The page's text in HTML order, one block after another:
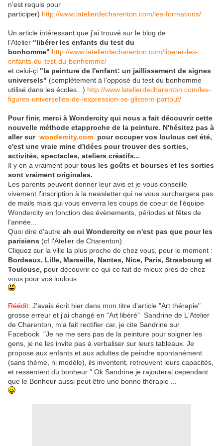
n'est requis pour
participer) http://www.latelierdecharenton.com/les-formations/
Un article intéressant que j'ai trouvé sur le blog de
l'Atelier "libérer les enfants du test du
bonhomme" http://www.latelierdecharenton.com/liberer-les-
enfants-du-test-du-bonhomme/
et celui-çi "la peinture de l'enfant: un jaillissement de signes
universels" (complètement à l'opposé du test du bonhomme
utilisé dans les écoles...) http://www.latelierdecharenton.com/les-
figures-universelles-de-lexpression-se-glissent-partout/
Pour finir, merci à Wondercity qui nous a fait découvrir cette
nouvelle méthode etapproche de la peinture. N'hésitez pas à
aller sur wondercity.com pour occuper vos loulous cet été,
c'est une vraie mine d'idées pour trouver des sorties,
activités, spectacles, ateliers créatifs...
Il y en a vraiment pour tous les goûts et bourses et les sorties
sont vraiment originales.
Les parents peuvent donner leur avis et je vous conseille
vivement l'inscription à la newsletter qui ne vous surchargera pas
de mails mais qui vous enverra les coups de coeur de l'équipe
Wondercity en fonction des évènements, périodes et fêtes de
l'année...
Quoi dire d'autre ah oui Wondercity ce n'est pas que pour les
parisiens (cf l'Atelier de Charenton).
Cliquez sur la ville la plus proche de chez vous, pour le moment :
Bordeaux, Lille, Marseille, Nantes, Nice, Paris, Strasbourg et
Toulouse, pour découvrir ce qui ce fait de mieux près de chez
vous pour vos loulous
Réédit: J'avais écrit hier dans mon titre d'article "Art thérapie"
grosse erreur et j'ai changé en "Art libéré" Sandrine de L'Atelier
de Charenton, m'a fait rectifier car, je cite Sandrine sur
Facebook "Je ne me sers pas de la peinture pour soigner les
gens, je ne les invite pas à verbaliser sur leurs tableaux. Je
propose aux enfants et aux adultes de peindre spontanément
(sans thème, ni modèle), ils inventent, retrouvent leurs capacités,
et ressentent du bonheur " Ok Sandrine je rajouterai cependant
que le Bonheur aussi peut être une bonne thérapie ...